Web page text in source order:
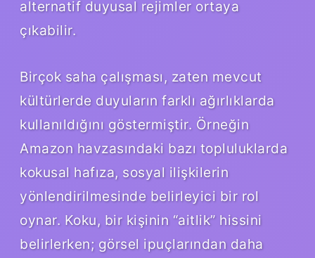
alternatif duyusal rejimler ortaya
çıkabilir.
Birçok saha çalışması, zaten mevcut
kültürlerde duyuların farklı ağırlıklarda
kullanıldığını göstermiştir. Örneğin
Amazon havzasındaki bazı topluluklarda
kokusal hafıza, sosyal ilişkilerin
yönlendirilmesinde belirleyici bir rol
oynar. Koku, bir kişinin “aitlik” hissini
belirlerken; görsel ipuçlarından daha